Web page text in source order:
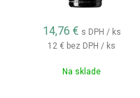
14,76 € s DPH / ks
12 € bez DPH / ks
Na sklade